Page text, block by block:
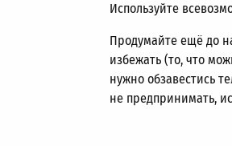
Используйте
Продумайте ещё до
избежать (то, что
нужно обзавестись
не предпринимать,